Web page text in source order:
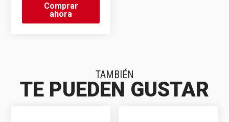
Comprar
ahora
TAMBIÉN
TE PUEDEN GUSTAR